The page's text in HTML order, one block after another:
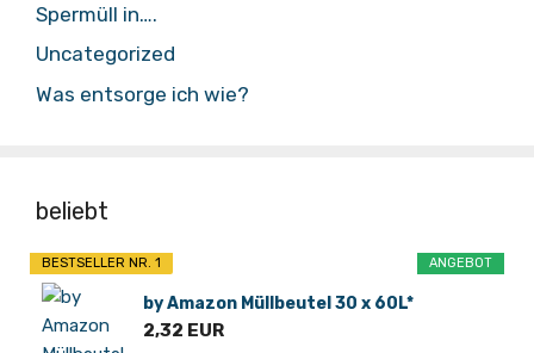
Spermüll in….
Uncategorized
Was entsorge ich wie?
beliebt
ANGEBOT
BESTSELLER NR. 1
by Amazon Müllbeutel 30 x 60L*
2,32 EUR